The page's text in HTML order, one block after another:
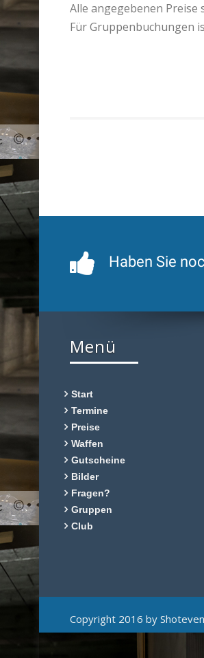
Alle angegebenen
Für Gruppenbuchungen
Haben Sie
Menü
Start
Termine
Preise
Waffen
Gutscheine
Bilder
Fragen?
Gruppen
Club
Copyright 2016 by